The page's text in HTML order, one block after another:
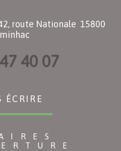
route Nationale 15800
40 07
ÉCRIRE